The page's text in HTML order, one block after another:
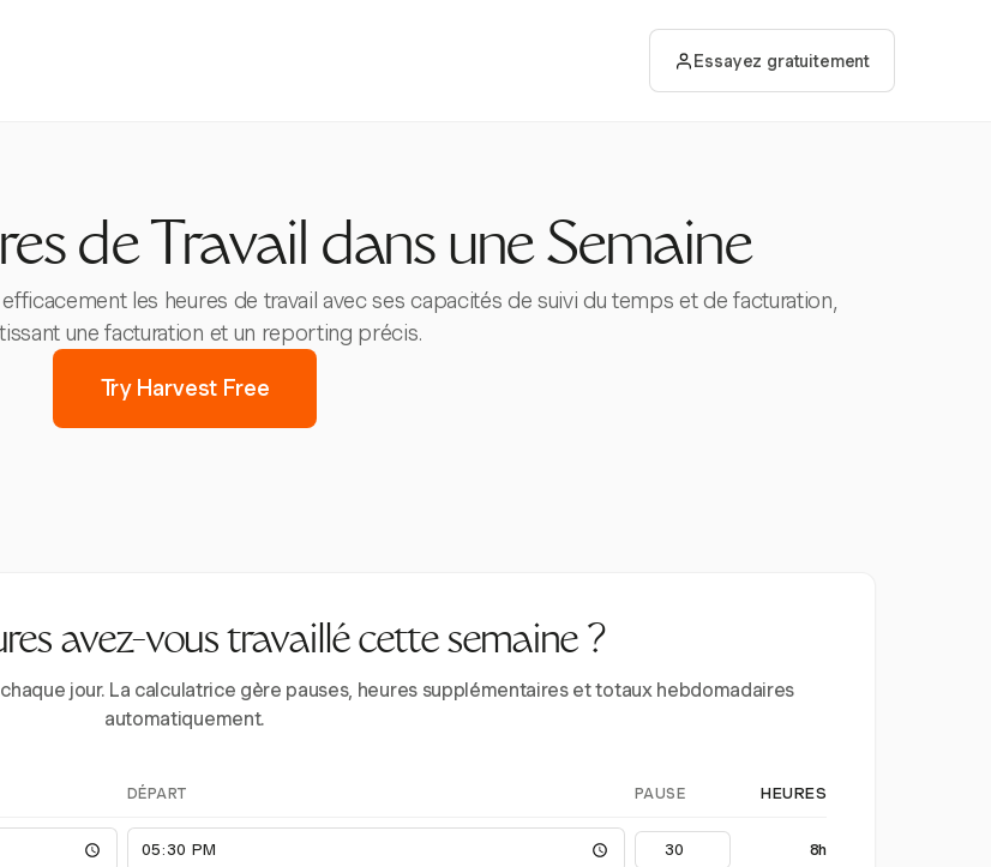
Essayez gratuitement
de Travail dans une Semaine
les heures de travail avec ses capacités de suivi du temps et de facturation,
une facturation et un reporting précis.
Try Harvest Free
avez-vous travaillé cette semaine ?
jour. La calculatrice gère pauses, heures supplémentaires et totaux hebdomadaires
automatiquement.
DÉPART PAUSE HEURES
8h